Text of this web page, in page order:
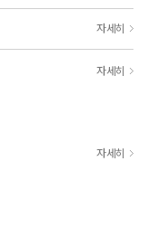
자세히
자세히
자세히